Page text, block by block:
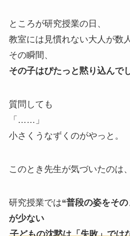
ところが研究授業の日、
教室には見慣れない大人が数人
その瞬間、
その子はぴたっと黙り込んで
質問しても
「……」
小さくうなずくのがやっと。
このとき先生が気づいたのは、
研究授業では“普段の姿をそ
が少ない
子どもの沈黙は「失敗」では